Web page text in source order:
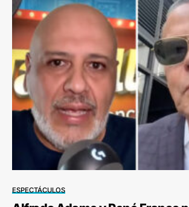
ESPECTÁCULOS